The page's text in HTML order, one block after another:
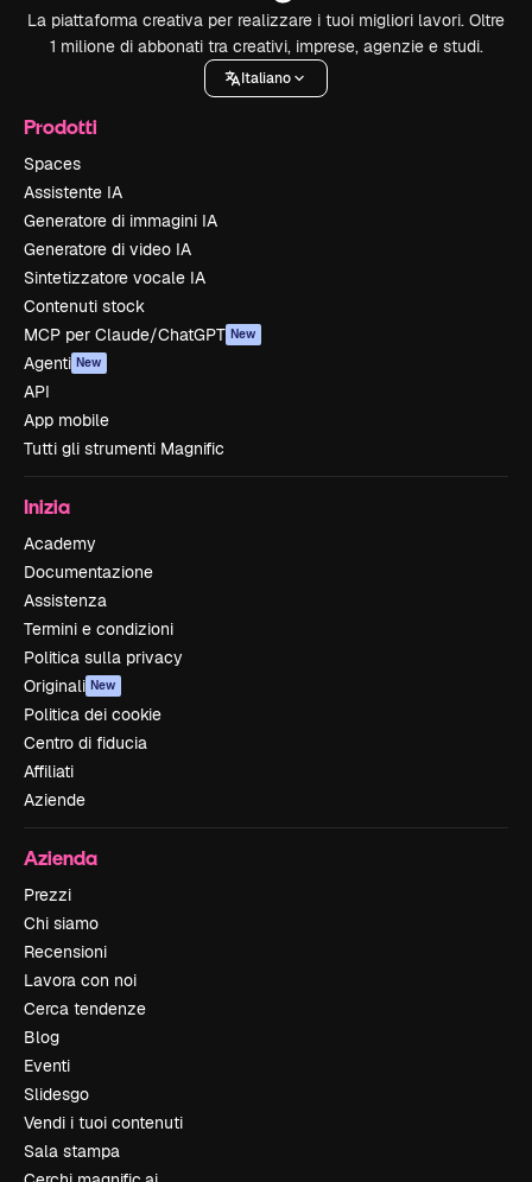
La piattaforma creativa per realizzare i tuoi migliori lavori. Oltre
1 milione di abbonati tra creativi, imprese, agenzie e studi.
Italiano
Prodotti
Spaces
Assistente IA
Generatore di immagini IA
Generatore di video IA
Sintetizzatore vocale IA
Contenuti stock
MCP per Claude/ChatGPT New
Agenti New
API
App mobile
Tutti gli strumenti Magnific
Inizia
Academy
Documentazione
Assistenza
Termini e condizioni
Politica sulla privacy
Originali New
Politica dei cookie
Centro di fiducia
Affiliati
Aziende
Azienda
Prezzi
Chi siamo
Recensioni
Lavora con noi
Cerca tendenze
Blog
Eventi
Slidesgo
Vendi i tuoi contenuti
Sala stampa